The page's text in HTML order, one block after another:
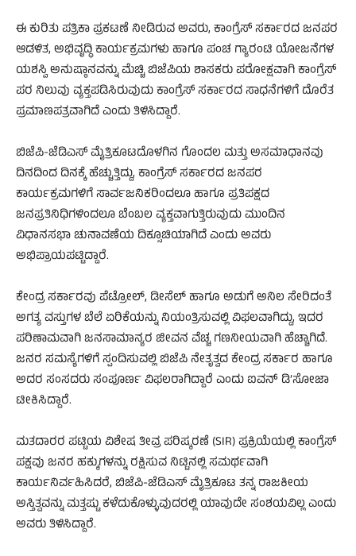
ಈ ಕುರಿತು ಪತ್ರಿಕಾ ಪ್ರಕಟಣೆ ನೀಡಿರುವ ಅವರು, ಕಾಂಗ್ರೆಸ್ ಸರ್ಕಾರದ ಜನಪರ
ಆಡಳಿತ, ಅಭಿವೃದ್ಧಿ ಕಾರ್ಯಕ್ರಮಗಳು ಹಾಗೂ ಪಂಚ ಗ್ಯಾರಂಟಿ ಯೋಜನೆಗಳ
ಯಶಸ್ವಿ ಅನುಷ್ಠಾನವನ್ನು ಮೆಚ್ಚಿ ಬಿಜೆಪಿಯ ಶಾಸಕರು ಪರೋಕ್ಷವಾಗಿ ಕಾಂಗ್ರೆಸ್
ಪರ ನಿಲುವು ವ್ಯಕ್ತಪಡಿಸಿರುವುದು ಕಾಂಗ್ರೆಸ್ ಸರ್ಕಾರದ ಸಾಧನೆಗಳಿಗೆ ದೊರೆತ
ಪ್ರಮಾಣಪತ್ರವಾಗಿದೆ ಎಂದು ತಿಳಿಸಿದ್ದಾರೆ.
ಬಿಜೆಪಿ-ಜೆಡಿಎಸ್ ಮೈತ್ರಿಕೂಟದೊಳಗಿನ ಗೊಂದಲ ಮತ್ತು ಅಸಮಾಧಾನವು
ದಿನದಿಂದ ದಿನಕ್ಕೆ ಹೆಚ್ಚುತ್ತಿದ್ದು, ಕಾಂಗ್ರೆಸ್ ಸರ್ಕಾರದ ಜನಪರ
ಕಾರ್ಯಕ್ರಮಗಳಿಗೆ ಸಾರ್ವಜನಿಕರಿಂದಲೂ ಹಾಗೂ ಪ್ರತಿಪಕ್ಷದ
ಜನಪ್ರತಿನಿಧಿಗಳಿಂದಲೂ ಬೆಂಬಲ ವ್ಯಕ್ತವಾಗುತ್ತಿರುವುದು ಮುಂದಿನ
ವಿಧಾನಸಭಾ ಚುನಾವಣೆಯ ದಿಕ್ಸೂಚಿಯಾಗಿದೆ ಎಂದು ಅವರು
ಅಭಿಪ್ರಾಯಪಟ್ಟಿದ್ದಾರೆ.
ಕೇಂದ್ರ ಸರ್ಕಾರವು ಪೆಟ್ರೋಲ್, ಡೀಸೆಲ್ ಹಾಗೂ ಅಡುಗೆ ಅನಿಲ ಸೇರಿದಂತೆ
ಅಗತ್ಯ ವಸ್ತುಗಳ ಬೆಲೆ ಏರಿಕೆಯನ್ನು ನಿಯಂತ್ರಿಸುವಲ್ಲಿ ವಿಫಲವಾಗಿದ್ದು, ಇದರ
ಪರಿಣಾಮವಾಗಿ ಜನಸಾಮಾನ್ಯರ ಜೀವನ ವೆಚ್ಚ ಗಣನೀಯವಾಗಿ ಹೆಚ್ಚಾಗಿದೆ.
ಜನರ ಸಮಸ್ಯೆಗಳಿಗೆ ಸ್ಪಂದಿಸುವಲ್ಲಿ ಬಿಜೆಪಿ ನೇತೃತ್ವದ ಕೇಂದ್ರ ಸರ್ಕಾರ ಹಾಗೂ
ಅದರ ಸಂಸದರು ಸಂಪೂರ್ಣ ವಿಫಲರಾಗಿದ್ದಾರೆ ಎಂದು ಐವನ್ ಡಿ’ಸೋಜಾ
ಟೀಕಿಸಿದ್ದಾರೆ.
ಮತದಾರರ ಪಟ್ಟಿಯ ವಿಶೇಷ ತೀವ್ರ ಪರಿಷ್ಕರಣೆ (SIR) ಪ್ರಕ್ರಿಯೆಯಲ್ಲಿ ಕಾಂಗ್ರೆಸ್
ಪಕ್ಷವು ಜನರ ಹಕ್ಕುಗಳನ್ನು ರಕ್ಷಿಸುವ ನಿಟ್ಟಿನಲ್ಲಿ ಸಮರ್ಥವಾಗಿ
ಕಾರ್ಯನಿರ್ವಹಿಸಿದರೆ, ಬಿಜೆಪಿ-ಜೆಡಿಎಸ್ ಮೈತ್ರಿಕೂಟ ತನ್ನ ರಾಜಕೀಯ
ಅಸ್ತಿತ್ವವನ್ನು ಮತ್ತಷ್ಟು ಕಳೆದುಕೊಳ್ಳುವುದರಲ್ಲಿ ಯಾವುದೇ ಸಂಶಯವಿಲ್ಲ ಎಂದು
ಅವರು ತಿಳಿಸಿದ್ದಾರೆ.